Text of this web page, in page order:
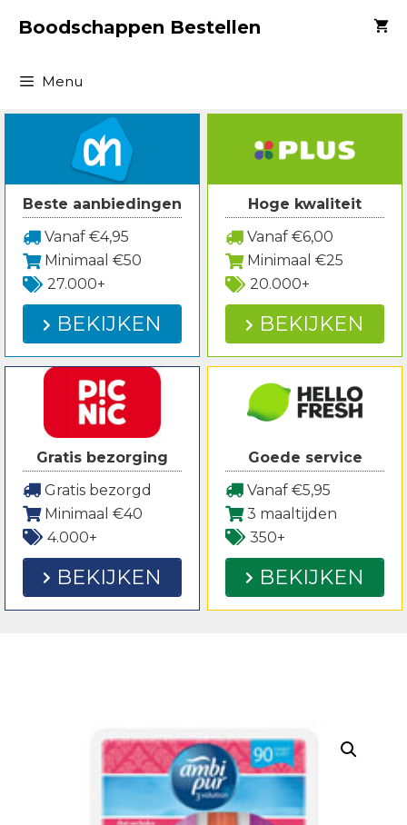
naarBoodschappen Bestellen
Menu
Beste aanbiedingen
Vanaf €4,95
Minimaal €50
27.000+
BEKIJKEN
Hoge kwaliteit
Vanaf €6,00
Minimaal €25
20.000+
BEKIJKEN
Gratis bezorging
Gratis bezorgd
Minimaal €40
4.000+
BEKIJKEN
Goede service
Vanaf €5,95
3 maaltijden
350+
BEKIJKEN